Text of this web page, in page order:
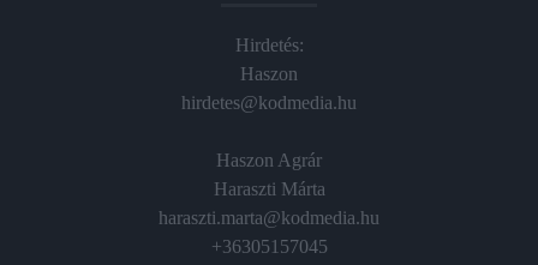
Hirdetés:
Haszon
hirdetes@kodmedia.hu
Haszon Agrár
Haraszti Márta
haraszti.marta@kodmedia.hu
+36305157045